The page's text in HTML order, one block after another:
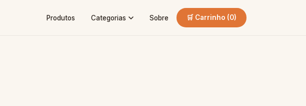
Produtos Categorias Sobre 🛒 Carrinho (0)